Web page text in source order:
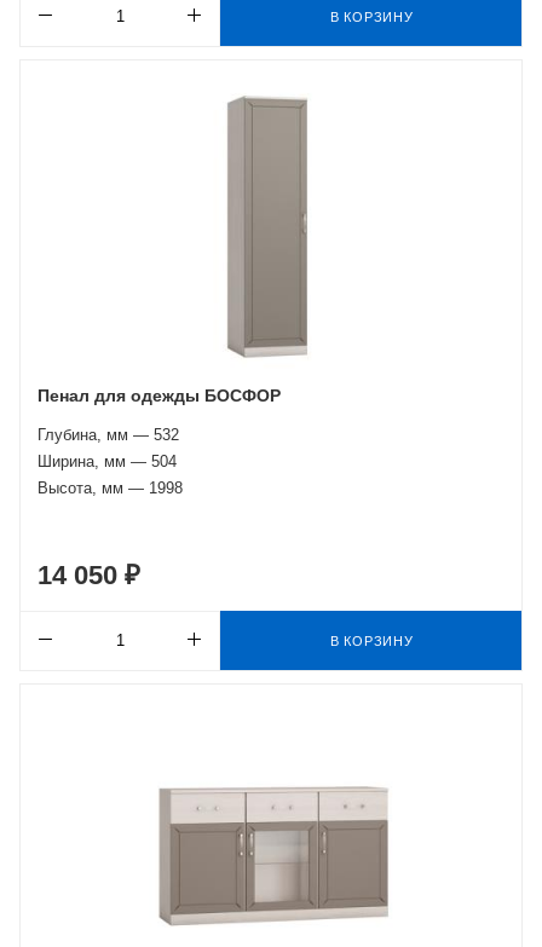
В КОРЗИНУ
Пенал для одежды БОСФОР
Глубина, мм — 532
Ширина, мм — 504
Высота, мм — 1998
14 050 ₽
В КОРЗИНУ